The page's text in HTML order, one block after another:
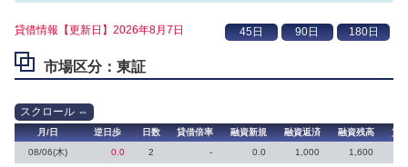
貸借情報【更新日】2026年8月7日
市場区分：東証
月/日 逆日歩 日数 貸借倍率 融資新規 融資返済 融資残高
貸
08/06(木)
0.0 2 - 0.0 1,000 1,600